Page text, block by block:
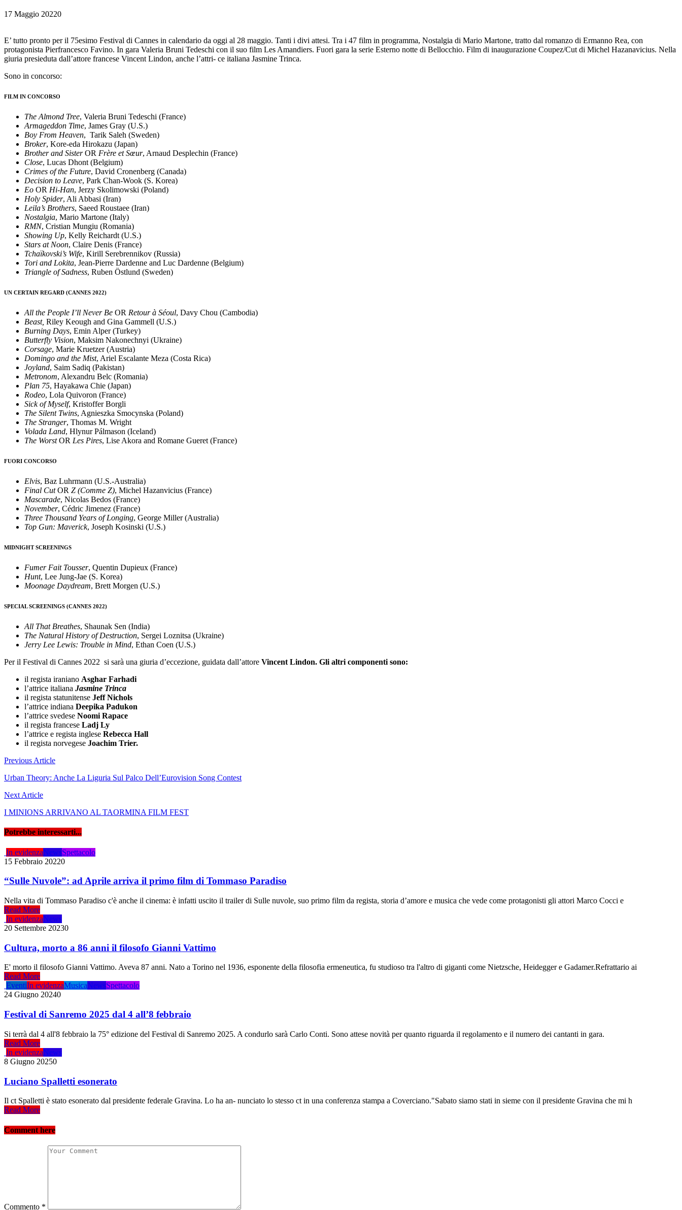
17 Maggio 20220
E’ tutto pronto per il 75esimo Festival di Cannes in calendario da oggi al 28 maggio. Tanti i divi attesi. Tra i 47 film in programma, Nostalgia di Mario Martone, tratto dal romanzo di Ermanno Rea, con
protagonista Pierfrancesco Favino. In gara Valeria Bruni Tedeschi con il suo film Les Amandiers. Fuori gara la serie Esterno notte di Bellocchio. Film di inaugurazione Coupez/Cut di Michel Hazanavicius. Nella
giuria presieduta dall’attore francese Vincent Lindon, anche l’attri- ce italiana Jasmine Trinca.
Sono in concorso:
FILM IN CONCORSO
The Almond Tree, Valeria Bruni Tedeschi (France)
Armageddon Time, James Gray (U.S.)
Boy From Heaven, Tarik Saleh (Sweden)
Broker, Kore-eda Hirokazu (Japan)
Brother and SisterOR Frère et Sœur, Arnaud Desplechin (France)
Close, Lucas Dhont (Belgium)
Crimes of the Future, David Cronenberg (Canada)
Decision to Leave, Park Chan-Wook (S. Korea)
Eo OR Hi-Han, Jerzy Skolimowski (Poland)
Holy Spider, Ali Abbasi (Iran)
Leila’s Brothers, Saeed Roustaee (Iran)
Nostalgia, Mario Martone (Italy)
RMN, Cristian Mungiu (Romania)
Showing Up, Kelly Reichardt (U.S.)
Stars at Noon, Claire Denis (France)
Tchaïkovski’s Wife, Kirill Serebrennikov (Russia)
Tori and Lokita, Jean-Pierre Dardenne and Luc Dardenne (Belgium)
Triangle of Sadness, Ruben Östlund (Sweden)
UN CERTAIN REGARD (CANNES 2022)
All the People I’ll Never Be OR Retour à Séoul, Davy Chou (Cambodia)
Beast, Riley Keough and Gina Gammell (U.S.)
Burning Days, Emin Alper (Turkey)
Butterfly Vision, Maksim Nakonechnyi (Ukraine)
Corsage, Marie Kruetzer (Austria)
Domingo and the Mist, Ariel Escalante Meza (Costa Rica)
Joyland, Saim Sadiq (Pakistan)
Metronom, Alexandru Belc (Romania)
Plan 75, Hayakawa Chie (Japan)
Rodeo, Lola Quivoron (France)
Sick of Myself, Kristoffer Borgli
The Silent Twins, Agnieszka Smocynska (Poland)
The Stranger, Thomas M. Wright
Volada Land, Hlynur Pálmason (Iceland)
The WorstOR Les Pires, Lise Akora and Romane Gueret (France)
FUORI CONCORSO
Elvis, Baz Luhrmann (U.S.-Australia)
Final CutOR Z (Comme Z), Michel Hazanvicius (France)
Mascarade, Nicolas Bedos (France)
November, Cédric Jimenez (France)
Three Thousand Years of Longing, George Miller (Australia)
Top Gun: Maverick, Joseph Kosinski (U.S.)
MIDNIGHT SCREENINGS
Fumer Fait Tousser, Quentin Dupieux (France)
Hunt, Lee Jung-Jae (S. Korea)
Moonage Daydream, Brett Morgen (U.S.)
SPECIAL SCREENINGS (CANNES 2022)
All That Breathes, Shaunak Sen (India)
The Natural History of Destruction, Sergei Loznitsa (Ukraine)
Jerry Lee Lewis: Trouble in Mind, Ethan Coen (U.S.)
Per il Festival di Cannes 2022 si sarà una giuria d’eccezione, guidata dall’attore Vincent Lindon. Gli altri componenti sono:
il regista iraniano Asghar Farhadi
l’attrice italiana Jasmine Trinca
il regista statunitense Jeff Nichols
l’attrice indiana Deepika Padukon
l’attrice svedese Noomi Rapace
il regista francese Ladj Ly
l’attrice e regista inglese Rebecca Hall
il regista norvegese Joachim Trier.
Navigazione
articoli
Previous Article
Urban Theory: Anche La Liguria Sul Palco Dell’Eurovision Song Contest
Next Article
I MINIONS ARRIVANO AL TAORMINA FILM FEST
Potrebbe interessarti...
In evidenzaNewsSpettacolo
15 Febbraio 20220
“Sulle Nuvole”: ad Aprile arriva il primo film di Tommaso Paradiso
Nella vita di Tommaso Paradiso c'è anche il cinema: è infatti uscito il trailer di Sulle nuvole, suo primo film da regista, storia d’amore e musica che vede come protagonisti gli attori Marco Cocci e
Read More
In evidenzaNews
20 Settembre 20230
Cultura, morto a 86 anni il filosofo Gianni Vattimo
E' morto il filosofo Gianni Vattimo. Aveva 87 anni. Nato a Torino nel 1936, esponente della filosofia ermeneutica, fu studioso tra l'altro di giganti come Nietzsche, Heidegger e Gadamer.Refrattario ai
Read More
EventiIn evidenzaMusicaNewsSpettacolo
24 Giugno 20240
Festival di Sanremo 2025 dal 4 all’8 febbraio
Si terrà dal 4 all'8 febbraio la 75° edizione del Festival di Sanremo 2025. A condurlo sarà Carlo Conti. Sono attese novità per quanto riguarda il regolamento e il numero dei cantanti in gara.
Read More
In evidenzaNews
8 Giugno 20250
Luciano Spalletti esonerato
Il ct Spalletti è stato esonerato dal presidente federale Gravina. Lo ha an- nunciato lo stesso ct in una conferenza stampa a Coverciano."Sabato siamo stati in sieme con il presidente Gravina che mi h
Read More
Comment here
Commento *